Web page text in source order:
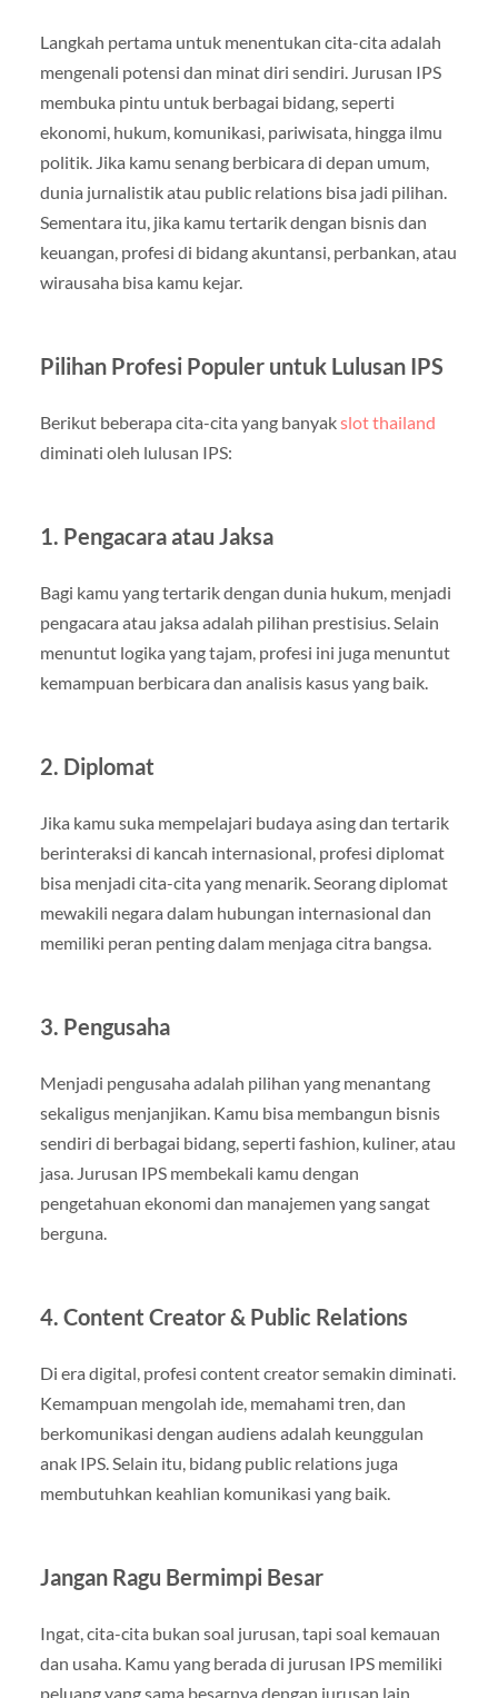
Langkah pertama untuk menentukan cita-cita adalah
mengenali potensi dan minat diri sendiri. Jurusan IPS
membuka pintu untuk berbagai bidang, seperti
ekonomi, hukum, komunikasi, pariwisata, hingga ilmu
politik. Jika kamu senang berbicara di depan umum,
dunia jurnalistik atau public relations bisa jadi pilihan.
Sementara itu, jika kamu tertarik dengan bisnis dan
keuangan, profesi di bidang akuntansi, perbankan, atau
wirausaha bisa kamu kejar.
Pilihan Profesi Populer untuk Lulusan IPS
Berikut beberapa cita-cita yang banyakslot thailand
diminati oleh lulusan IPS:
1. Pengacara atau Jaksa
Bagi kamu yang tertarik dengan dunia hukum, menjadi
pengacara atau jaksa adalah pilihan prestisius. Selain
menuntut logika yang tajam, profesi ini juga menuntut
kemampuan berbicara dan analisis kasus yang baik.
2. Diplomat
Jika kamu suka mempelajari budaya asing dan tertarik
berinteraksi di kancah internasional, profesi diplomat
bisa menjadi cita-cita yang menarik. Seorang diplomat
mewakili negara dalam hubungan internasional dan
memiliki peran penting dalam menjaga citra bangsa.
3. Pengusaha
Menjadi pengusaha adalah pilihan yang menantang
sekaligus menjanjikan. Kamu bisa membangun bisnis
sendiri di berbagai bidang, seperti fashion, kuliner, atau
jasa. Jurusan IPS membekali kamu dengan
pengetahuan ekonomi dan manajemen yang sangat
berguna.
4. Content Creator & Public Relations
Di era digital, profesi content creator semakin diminati.
Kemampuan mengolah ide, memahami tren, dan
berkomunikasi dengan audiens adalah keunggulan
anak IPS. Selain itu, bidang public relations juga
membutuhkan keahlian komunikasi yang baik.
Jangan Ragu Bermimpi Besar
Ingat, cita-cita bukan soal jurusan, tapi soal kemauan
dan usaha. Kamu yang berada di jurusan IPS memiliki
peluang yang sama besarnya dengan jurusan lain